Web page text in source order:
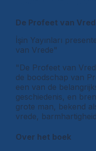
De Profeet van
İşin Yayınları
van Vrede"
"De Profeet van
de boodschap van
een van de
geschiedenis, en
grote man, bekend
vrede,
Over het boek